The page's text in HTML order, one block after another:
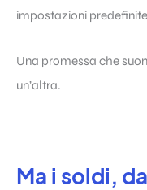
impostazioni
Una promessa che
un’altra.
Ma i soldi,